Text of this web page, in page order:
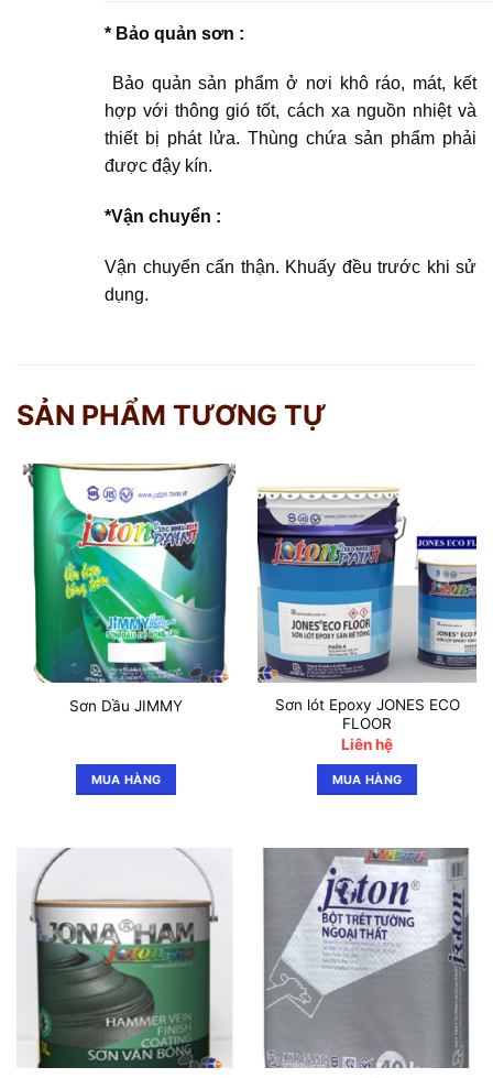
* Bảo quản sơn :
Bảo quản sản phẩm ở nơi khô ráo, mát, kết
hợp với thông gió tốt, cách xa nguồn nhiệt và
thiết bị phát lửa. Thùng chứa sản phẩm phải
được đậy kín.
*Vận chuyển :
Vận chuyển cẩn thận. Khuấy đều trước khi sử
dụng.
SẢN PHẨM TƯƠNG TỰ
Sơn Dầu JIMMY
MUA HÀNG
Sơn lót Epoxy JONES ECO
FLOOR
Liên hệ
MUA HÀNG